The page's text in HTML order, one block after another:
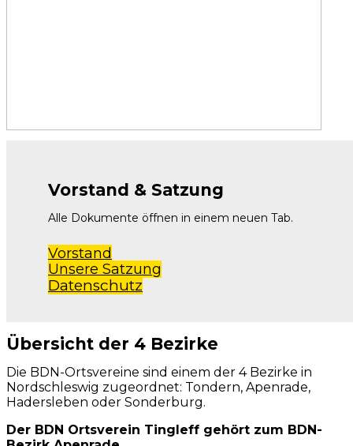
Vorstand & Satzung
Alle Dokumente öffnen in einem neuen Tab.
Vorstand
Unsere Satzung
Datenschutz
Übersicht der 4 Bezirke
Die BDN-Ortsvereine sind einem der 4 Bezirke in
Nordschleswig zugeordnet: Tondern, Apenrade,
Hadersleben oder Sonderburg.
Der BDN Ortsverein Tingleff gehört zum BDN-